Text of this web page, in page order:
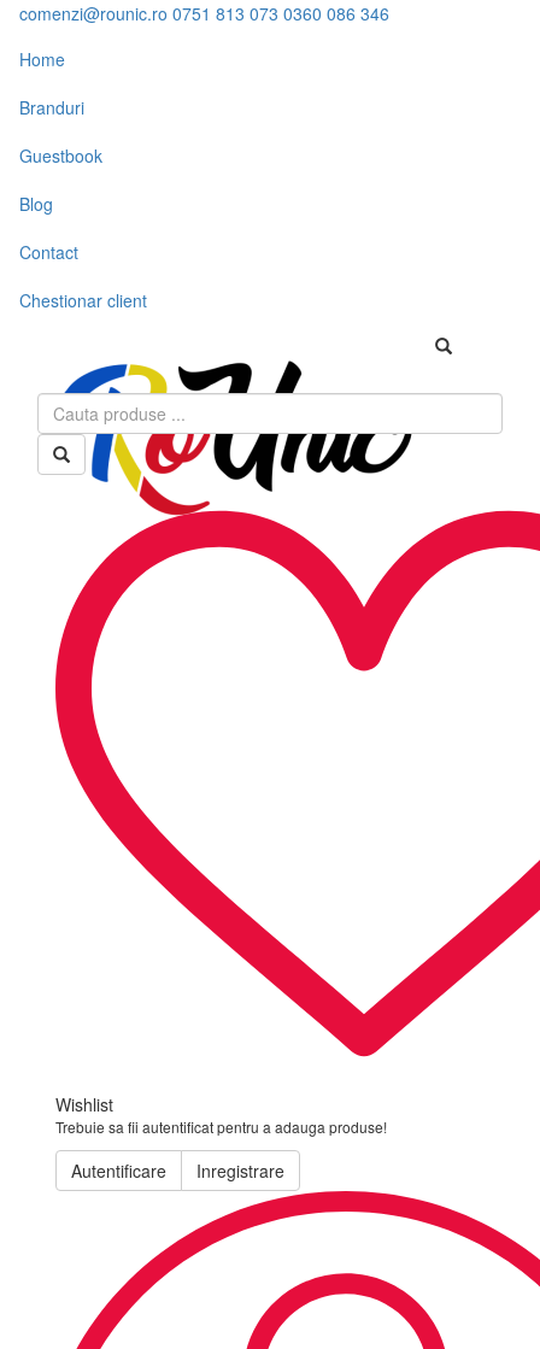
comenzi@rounic.ro 0751 813 073 0360 086 346
Home
Branduri
Guestbook
Blog
Contact
Chestionar client
Wishlist
Trebuie sa fii autentificat pentru a adauga produse!
Autentificare Inregistrare